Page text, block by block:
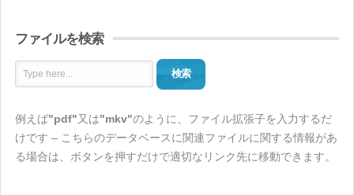
ファイルを検索
検索
例えば"pdf"又は"mkv"のように、ファイル拡張子を入力するだ
けです – こちらのデータベースに関連ファイルに関する情報があ
る場合は、ボタンを押すだけで適切なリンク先に移動できます。